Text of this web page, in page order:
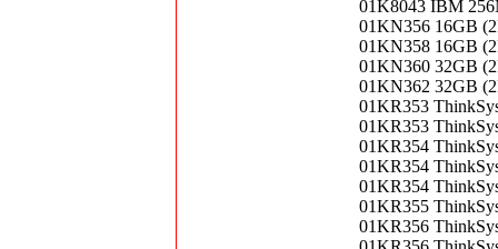
01K8043 IBM
01KN356 16GB
01KN358 16GB
01KN360 32GB
01KN362 32GB
01KR353
01KR353
01KR354
01KR354
01KR354
01KR355
01KR356